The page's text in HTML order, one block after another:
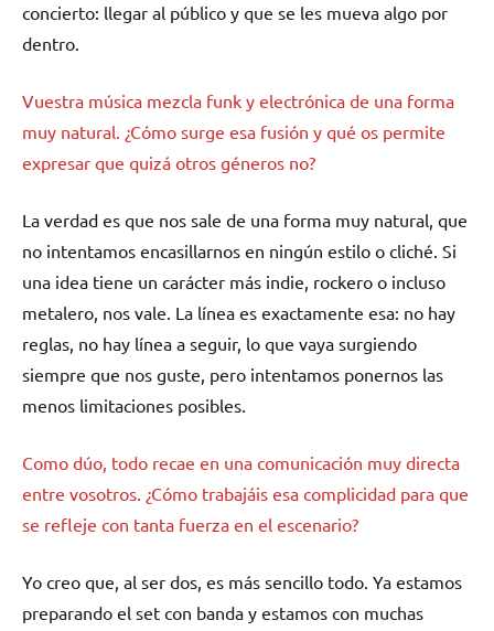
concierto: llegar al público y que se les mueva algo por
dentro.
Vuestra música mezcla funk y electrónica de una forma
muy natural. ¿Cómo surge esa fusión y qué os permite
expresar que quizá otros géneros no?
La verdad es que nos sale de una forma muy natural, que
no intentamos encasillarnos en ningún estilo o cliché. Si
una idea tiene un carácter más indie, rockero o incluso
metalero, nos vale. La línea es exactamente esa: no hay
reglas, no hay línea a seguir, lo que vaya surgiendo
siempre que nos guste, pero intentamos ponernos las
menos limitaciones posibles.
Como dúo, todo recae en una comunicación muy directa
entre vosotros. ¿Cómo trabajáis esa complicidad para que
se refleje con tanta fuerza en el escenario?
Yo creo que, al ser dos, es más sencillo todo. Ya estamos
preparando el set con banda y estamos con muchas